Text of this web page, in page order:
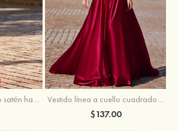
Tubo escote drapeado satén hasta el suelo vestido de graduación Vestido línea a cuello cuadrado tela charmeuse barrer tren vestido de graduación
$137.00